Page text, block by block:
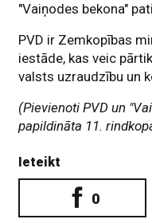
"Vaiņodes bekona"
PVD ir Zemkopības
iestāde, kas veic
valsts uzraudzību un
(Pievienoti PVD un
papildināta 11.
Ieteikt
0